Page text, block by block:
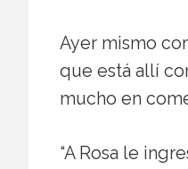
Ayer mismo
que está allí
mucho en
“A Rosa le